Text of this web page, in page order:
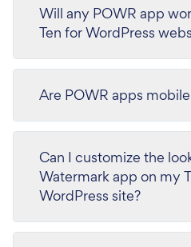
Will any POWR app
Ten for WordPress
Are POWR apps
Can I customize the
Watermark app on my
WordPress site?